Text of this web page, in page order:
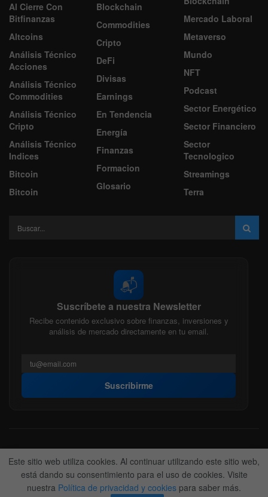
Al Cierre Con
Bitfinanzas
Altcoins
Análisis Técnico
Acciones
Análisis Técnico
Commodities
Análisis Técnico
Cripto
Análisis Técnico
Indices
Bitcoin
Bitcoin
Blockchain
Commodities
Cripto
DeFi
Divisas
Earnings
En Tendencia
Energía
Finanzas
Formacion
Glosario
Mercado Laboral
Metaverso
Mundo
NFT
Podcast
Sector Energético
Sector Financiero
Sector
Tecnologico
Streamings
Terra
📬
Suscríbete a nuestra Newsletter
Recibe contenido exclusivo sobre finanzas, inversiones y
análisis de mercado directamente en tu email.
Suscribirme
Acerca de nosotros Politica Editorial
Nuestro Equipo
Contactanos
Anunciate
© 2022-2026BitFinanzas- Hecho porTeam DM. 😎
Este sitio web utiliza cookies. Al continuar utilizando este sitio web,
está dando su consentimiento para el uso de cookies. Visite
nuestra Política de privacidad y cookies para saber más.